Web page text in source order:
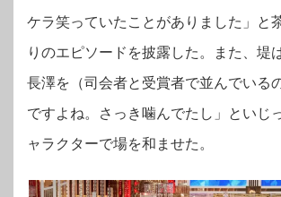
ケラ笑っていたことがありました」と
りのエピソードを披露した。また、堤
長澤を（司会者と受賞者で並んでいる
ですよね。さっき噛んでたし」といじ
ャラクターで場を和ませた。